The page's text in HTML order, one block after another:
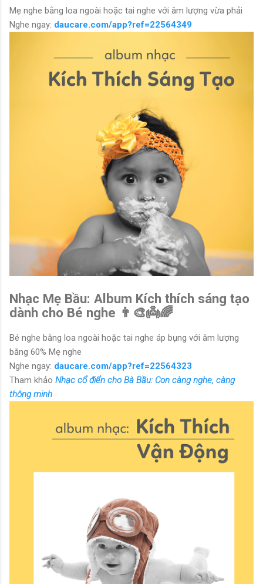
Mẹ nghe bằng loa ngoài hoặc tai nghe với âm lượng vừa phải
Nghe ngay: daucare.com/app?ref=22564349
Nhạc Mẹ Bầu: Album Kích thích sáng tạo
dành cho Bé nghe 👨‍🎨👼🌈
Bé nghe bằng loa ngoài hoặc tai nghe áp bụng với âm lượng
bằng 60% Mẹ nghe
Nghe ngay: daucare.com/app?ref=22564323
Tham khảo Nhạc cổ điển cho Bà Bầu: Con càng nghe, càng
thông minh